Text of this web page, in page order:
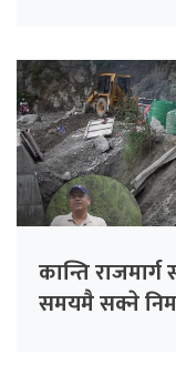
कान्ति राजमार्ग
समयमै सक्ने